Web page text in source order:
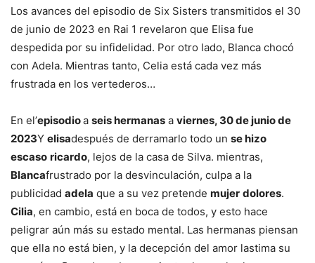
Los avances del episodio de Six Sisters transmitidos el 30
de junio de 2023 en Rai 1 revelaron que Elisa fue
despedida por su infidelidad. Por otro lado, Blanca chocó
con Adela. Mientras tanto, Celia está cada vez más
frustrada en los vertederos…
En el’episodioa seis hermanas a viernes, 30 de junio de
2023Y elisadespués de derramarlo todo un se hizo
escaso ricardo, lejos de la casa de Silva. mientras,
Blancafrustrado por la desvinculación, culpa a la
publicidad adela que a su vez pretende mujer dolores.
Cilia, en cambio, está en boca de todos, y esto hace
peligrar aún más su estado mental. Las hermanas piensan
que ella no está bien, y la decepción del amor lastima su